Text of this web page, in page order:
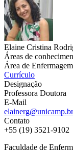
Elaine Cristina
Áreas de
Área de
Currículo
Designação
Professora Doutora
E-Mail
elainerg@unicamp.br
Contato
+55 (19) 3521-9102
Faculdade de